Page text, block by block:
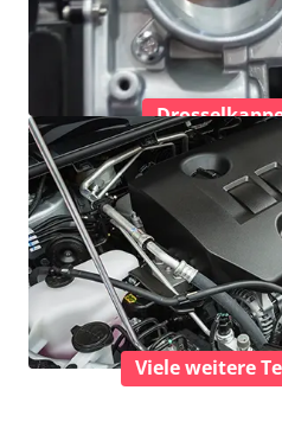
Viele weitere